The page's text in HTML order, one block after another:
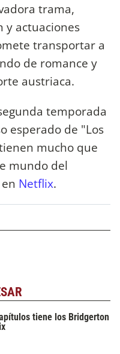
trama,
y actuaciones
transportar a
de romance y
austriaca.
temporada
esperado de "Los
mucho que
mundo del
Netflix.
tiene los Bridgerton